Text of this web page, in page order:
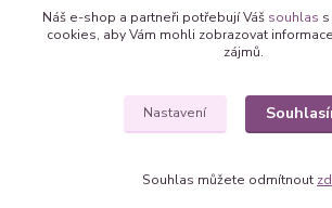
Náhrdelníky DĚTSKÉ
Náhrdelníky - vlepené SWAROVSKI
Náš e-shop a partneři potřebují Váš souhlas
cookies, aby Vám mohli zobrazovat
zájmů.
Nastavení
Souhlas můžete odmítnout